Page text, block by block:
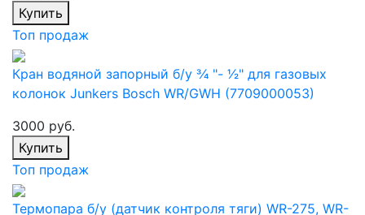
Купить
Топ продаж
Кран водяной запорный б/у 3⁄4 "- 1⁄2" для газовых
колонок Junkers Bosch WR/GWH (7709000053)
3000 руб.
Купить
Топ продаж
Термопара б/у (датчик контроля тяги) WR-275, WR-